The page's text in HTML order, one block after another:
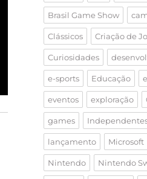
Brasil Game Show
Clássicos Criação de
Curiosidades
e-sports Educação
eventos exploração
games
lançamento Microsoft
Nintendo Nintendo